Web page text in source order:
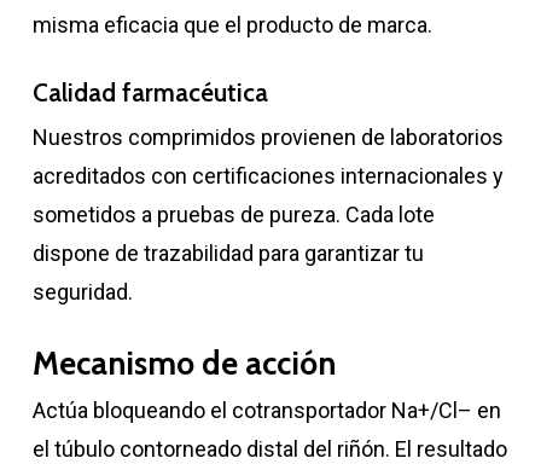
misma eficacia que el producto de marca.
Calidad farmacéutica
Nuestros comprimidos provienen de laboratorios
acreditados con certificaciones internacionales y
sometidos a pruebas de pureza. Cada lote
dispone de trazabilidad para garantizar tu
seguridad.
Mecanismo de acción
Actúa bloqueando el cotransportador Na+/Cl– en
el túbulo contorneado distal del riñón. El resultado